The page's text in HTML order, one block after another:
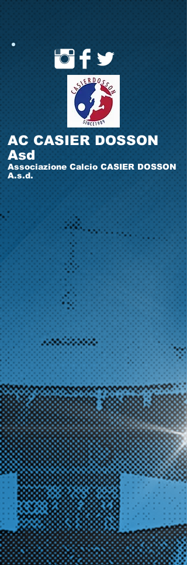
AC CASIER DOSSON
Asd
Associazione Calcio CASIER DOSSON
A.s.d.